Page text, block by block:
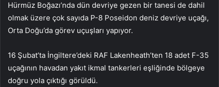
Hürmüz Boğazı’nda dün devriye gezen bir tanesi de dahil
olmak üzere çok sayıda P-8 Poseidon deniz devriye uçağı,
Orta Doğu’da görev uçuşları yapıyor.
16 Şubat’ta İngiltere’deki RAF Lakenheath’ten 18 adet F-35
uçağının havadan yakıt ikmal tankerleri eşliğinde bölgeye
doğru yola çıktığı görüldü.